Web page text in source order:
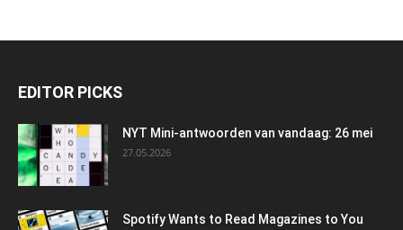
EDITOR PICKS
NYT Mini-antwoorden van vandaag: 26 mei
27.05.2026
Spotify Wants to Read Magazines to You